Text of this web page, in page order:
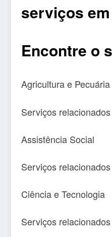
serviços
Encontre o
Agricultura e Pecuária
Serviços
Assistência Social
Serviços
Ciência e Tecnologia
Serviços